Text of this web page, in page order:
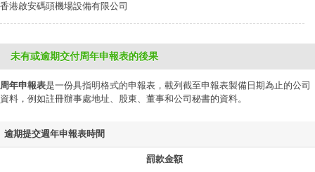
香港啟安碼頭機場設備有限公司
未有或逾期交付周年申報表的後果
周年申報表是一份具指明格式的申報表，載列截至申報表製備日期為止的公司
資料，例如註冊辦事處地址、股東、董事和公司秘書的資料。
逾期提交週年申報表時間
罰款金額